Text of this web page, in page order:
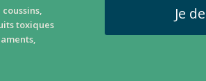
toxiques
Je